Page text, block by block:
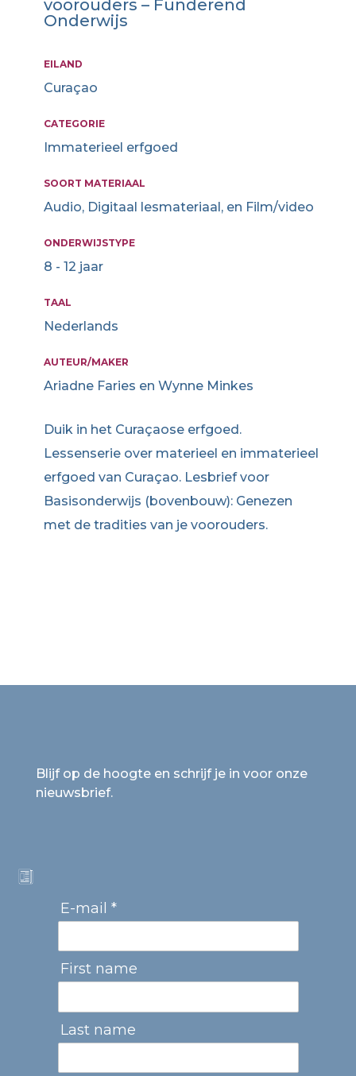
voorouders – Funderend
Onderwijs
EILAND
Curaçao
CATEGORIE
Immaterieel erfgoed
SOORT MATERIAAL
Audio, Digitaal lesmateriaal, en Film/video
ONDERWIJSTYPE
8 - 12 jaar
TAAL
Nederlands
AUTEUR/MAKER
Ariadne Faries en Wynne Minkes
Duik in het Curaçaose erfgoed.
Lessenserie over materieel en immaterieel
erfgoed van Curaçao. Lesbrief voor
Basisonderwijs (bovenbouw): Genezen
met de tradities van je voorouders.
Blijf op de hoogte en schrijf je in voor onze
nieuwsbrief.
E-mail *
First name
Last name